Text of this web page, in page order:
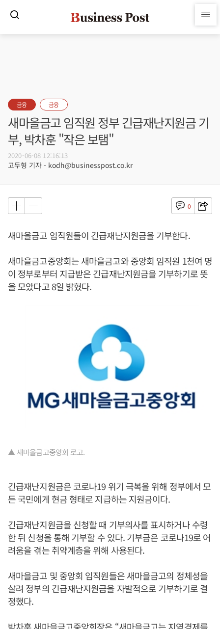
금융 금융
새마을금고 임직원 정부 긴급재난지원금 기
부, 박차훈 "작은 보탬"
2020-06-08 12:16:13
고두형 기자 - kodh@businesspost.co.kr
0
새마을금고 임직원들이 긴급재난지원금을 기부한다.
새마을금고중앙회는 새마을금고와 중앙회 임직원 1천여 명
이 정부로부터 지급받은 긴급재난지원금을 기부하기로 뜻
을 모았다고 8일 밝혔다.
▲ 새마을금고중앙회 로고.
긴급재난지원금은 코로나19 위기 극복을 위해 정부에서 모
든 국민에게 현금 형태로 지급하는 지원금이다.
긴급재난지원금을 신청할 때 기부의사를 표시하거나 수령
한 뒤 신청을 통해 기부할 수 있다. 기부금은 코로나19로 어
려움을 겪는 취약계층을 위해 사용된다.
새마을금고 및 중앙회 임직원들은 새마을금고의 정체성을
살려 정부의 긴급재난지원금을 자발적으로 기부하기로 결
정했다.